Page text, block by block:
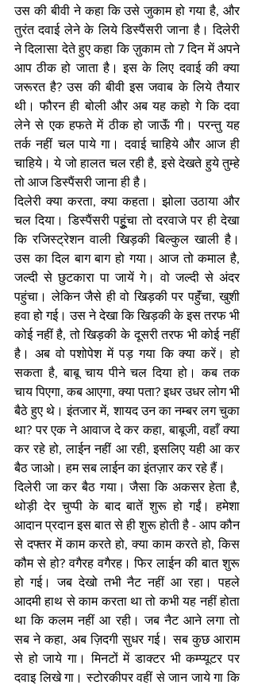
उस की बीवी ने कहा कि उसे जुकाम हो गया है, और
तुरंत दवाई लेने के लिये डिस्पैंसरी जाना है। दिलेरी
ने दिलासा देते हुए कहा कि ज़ुकाम तो 7 दिन में अपने
आप ठीक हो जाता है। इस के लिए दवाई की क्या
जरूरत है? उस की बीवी इस जवाब के लिये तैयार
थी। फौरन ही बोली और अब यह कहो गे कि दवा
लेने से एक हफते में ठीक हो जाऊॅं गी। परन्तु यह
तर्क नहीं चल पाये गा। दवाई चाहिये और आज ही
चाहिये। ये जो हालत चल रही है, इसे देखते हुये तुम्हे
तो आज डिस्पैंसरी जाना ही है।
दिलेरी क्या करता, क्या कहता। झोला उठाया और
चल दिया। डिस्पैंसरी पहुूंचा तो दरवाजे पर ही देखा
कि रजिस्ट्रेशन वाली खिड़की बिल्कुल खाली है।
उस का दिल बाग बाग हो गया। आज तो कमाल है,
जल्दी से छुटकारा पा जायें गे। वो जल्दी से अंदर
पहुंचा। लेकिन जैसे ही वो खिड़की पर पहुॅंचा, खुशी
हवा हो गई। उस ने देखा कि खिड़की के इस तरफ भी
कोई नहीं है, तो खिड़की के दूसरी तरफ भी कोई नहीं
है। अब वो पशोपेश में पड़ गया कि क्या करें। हो
सकता है, बाबू चाय पीने चल दिया हो। कब तक
चाय पिएगा, कब आएगा, क्या पता? इधर उधर लोग भी
बैठे हुए थे। इंतजार में, शायद उन का नम्बर लग चुका
था? पर एक ने आवाज दे कर कहा, बाबूजी, वहाँ क्या
कर रहे हो, लाईन नहीं आ रही, इसलिए यही आ कर
बैठ जाओ। हम सब लाईन का इंतज़ार कर रहे हैं।
दिलेरी जा कर बैठ गया। जैसा कि अकसर हेता है,
थोड़ी देर चुप्पी के बाद बातें शुरू हो गईं। हमेशा
आदान प्रदान इस बात से ही शुरू होती है - आप कौन
से दफ्तर में काम करते हो, क्या काम करते हो, किस
कौम से हो? वगैरह वगैरह। फिर लाईन की बात शुरू
हो गई। जब देखो तभी नैट नहीं आ रहा। पहले
आदमी हाथ से काम करता था तो कभी यह नहीं होता
था कि कलम नहीं आ रही। जब नैट आने लगा तो
सब ने कहा, अब ज़िदगी सुधर गई। सब कुछ आराम
से हो जाये गा। मिनटों में डाक्टर भी कम्प्यूटर पर
दवाइ लिखे गा। स्टोरकीपर वहीं से जान जाये गा कि